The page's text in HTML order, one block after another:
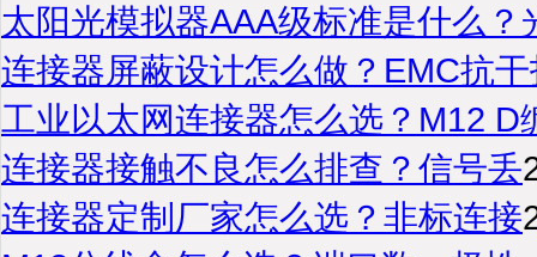
太阳光模拟器AAA级标准是什么？
连接器屏蔽设计怎么做？EMC抗
工业以太网连接器怎么选？M12 D
连接器接触不良怎么排查？信号丢
连接器定制厂家怎么选？非标连接